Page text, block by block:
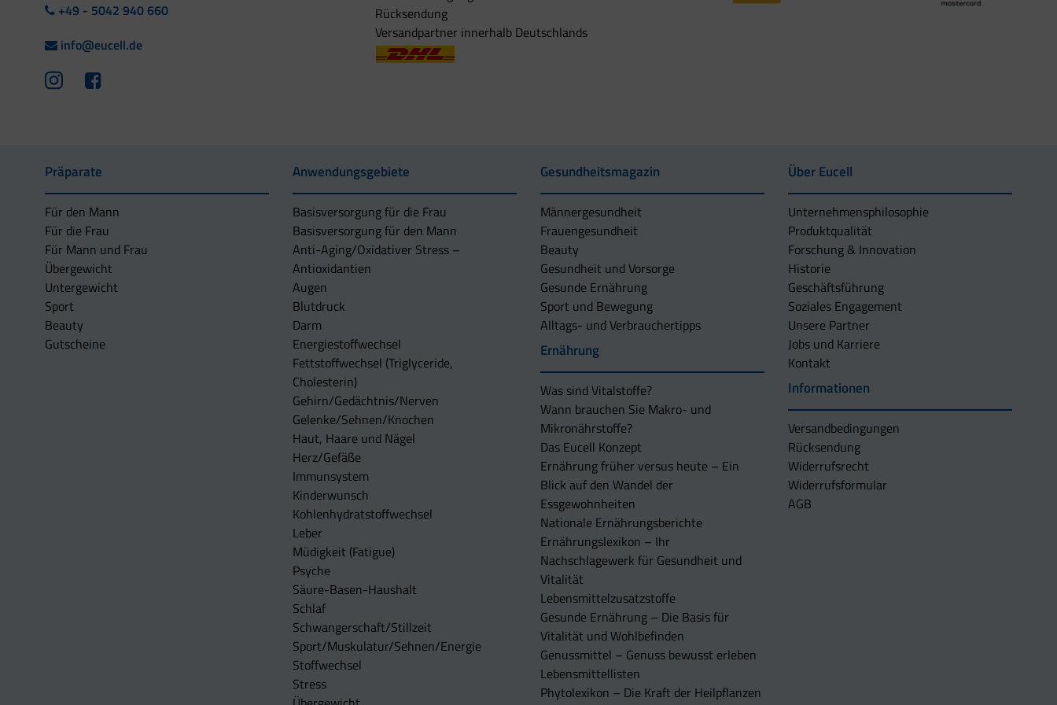
+49 - 5042 940 660
info@eucell.de
Rücksendung
Versandpartner innerhalb Deutschlands
Präparate
Für den Mann
Für die Frau
Für Mann und Frau
Übergewicht
Untergewicht
Sport
Beauty
Gutscheine
Anwendungsgebiete
Basisversorgung für die Frau
Basisversorgung für den Mann
Anti-Aging/Oxidativer Stress –
Antioxidantien
Augen
Blutdruck
Darm
Energiestoffwechsel
Fettstoffwechsel (Triglyceride,
Cholesterin)
Gehirn/Gedächtnis/Nerven
Gelenke/Sehnen/Knochen
Haut, Haare und Nägel
Herz/Gefäße
Immunsystem
Kinderwunsch
Kohlenhydratstoffwechsel
Leber
Müdigkeit (Fatigue)
Psyche
Säure-Basen-Haushalt
Schlaf
Schwangerschaft/Stillzeit
Sport/Muskulatur/Sehnen/Energie
Stoffwechsel
Stress
Gesundheitsmagazin
Männergesundheit
Frauengesundheit
Beauty
Gesundheit und Vorsorge
Gesunde Ernährung
Sport und Bewegung
Alltags- und Verbrauchertipps
Ernährung
Was sind Vitalstoffe?
Wann brauchen Sie Makro- und
Mikronährstoffe?
Das Eucell Konzept
Ernährung früher versus heute – Ein
Blick auf den Wandel der
Essgewohnheiten
Nationale Ernährungsberichte
Ernährungslexikon – Ihr
Nachschlagewerk für Gesundheit und
Vitalität
Lebensmittelzusatzstoffe
Gesunde Ernährung – Die Basis für
Vitalität und Wohlbefinden
Genussmittel – Genuss bewusst erleben
Lebensmittellisten
Phytolexikon – Die Kraft der Heilpflanzen
Über Eucell
Unternehmens­philosophie
Produktqualität
Forschung & Innovation
Historie
Geschäftsführung
Soziales Engagement
Unsere Partner
Jobs und Karriere
Kontakt
Informationen
Versandbedingungen
Rücksendung
Widerrufsrecht
Widerrufsformular
AGB